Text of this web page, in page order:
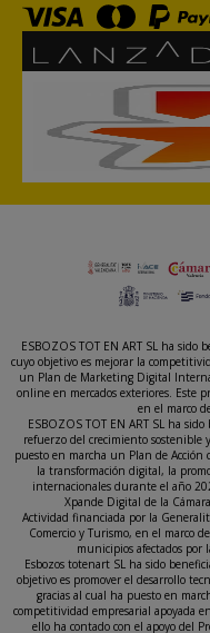
ESBOZOS TOT EN ART SL ha sido
cuyo objetivo es mejorar la
un Plan de Marketing Digital
online en mercados exteriores. Este
en el marco
ESBOZOS TOT EN ART SL ha
refuerzo del crecimiento sostenible
puesto en marcha un Plan de
la transformación digital, la
internacionales durante el año
Xpande Digital de la
Actividad financiada por la
Comercio y Turismo, en el marco
municipios afectados por
Esbozos totenart SL ha sido
objetivo es promover el desarrollo
gracias al cual ha puesto en
competitividad empresarial apoyada
ello ha contado con el apoyo del